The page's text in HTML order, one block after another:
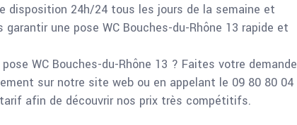
disposition 24h/24 tous les jours de la semaine et
une pose WC Bouches-du-Rhône 13 rapide et
WC Bouches-du-Rhône 13 ? Faites votre demande
sur notre site web ou en appelant le 09 80 80 04
afin de découvrir nos prix très compétitifs.